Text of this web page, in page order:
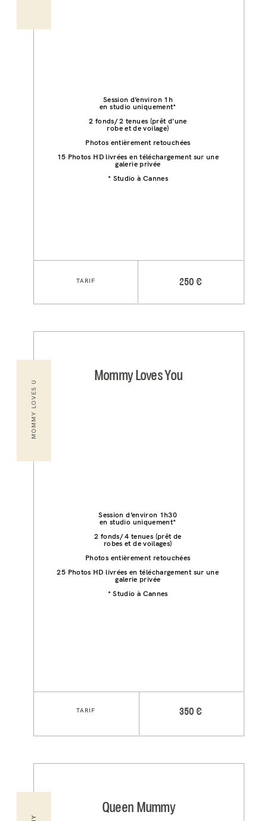
Queen Mummy
Mommy Loves You
MOMMY LOVES U
Session d’environ 1h
en studio uniquement*
2 fonds/ 2 tenues (prêt d'une
robe et de voilage)
Photos entièrement retouchées
15 Photos HD livrées en téléchargement sur une
galerie privée
* Studio à Cannes
Session d’environ 1h30
en studio uniquement*
2 fonds/ 4 tenues (prêt de
robes et de voilages)
Photos entièrement retouchées
25 Photos HD livrées en téléchargement sur une
galerie privée
* Studio à Cannes
350 €
250 €
TARIF
TARIF